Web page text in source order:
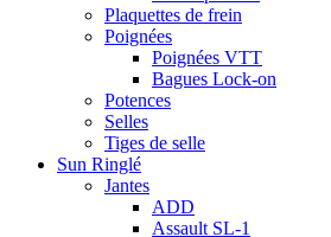
Plaquettes de frein
Poignées
Poignées VTT
Bagues Lock-on
Potences
Selles
Tiges de selle
Sun Ringlé
Jantes
ADD
Assault SL-1